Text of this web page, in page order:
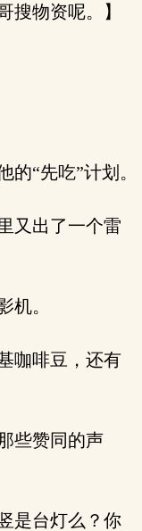
物资呢。】
“先吃”计划。
又出了一个雷
机。
咖啡豆，还有
些赞同的声
是台灯么？你